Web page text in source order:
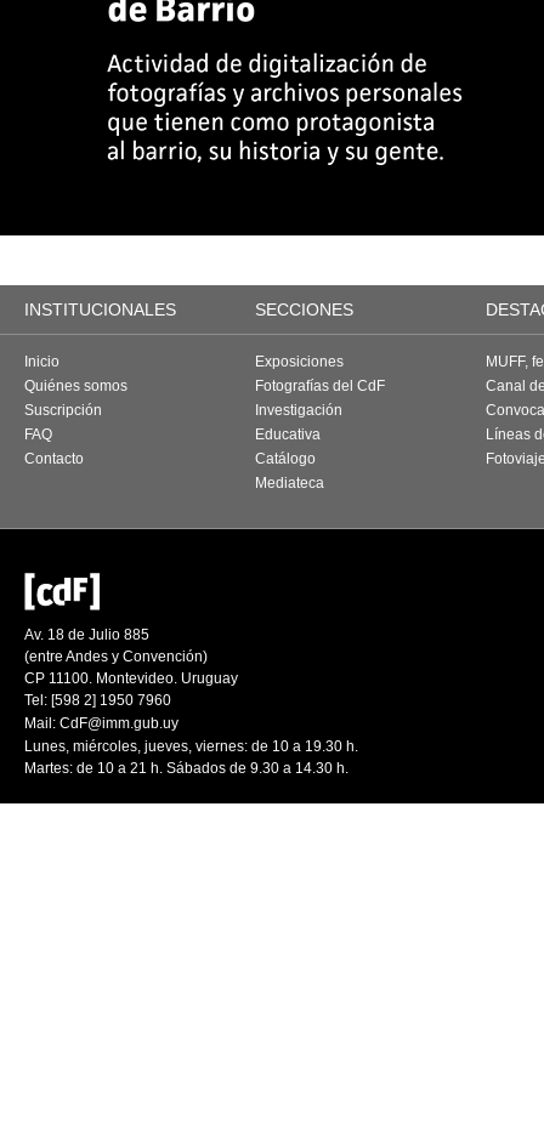
INSTITUCIONALES SECCIONES
Inicio
Quiénes somos
Suscripción
FAQ
Contacto
Exposiciones
Fotografías del CdF
Investigación
Educativa
Catálogo
Mediateca
MUFF,
Canal
Líneas
Av. 18 de Julio 885
(entre Andes y Convención)
CP 11100. Montevideo. Uruguay
Tel: [598 2] 1950 7960
Mail: CdF@imm.gub.uy
Lunes, miércoles, jueves, viernes: de 10 a 19.30 h.
Martes: de 10 a 21 h. Sábados de 9.30 a 14.30 h.